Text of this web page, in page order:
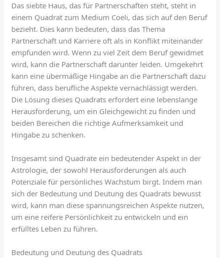
Das siebte Haus, das für Partnerschaften steht, steht in
einem Quadrat zum Medium Coeli, das sich auf den Beruf
bezieht. Dies kann bedeuten, dass das Thema
Partnerschaft und Karriere oft als in Konflikt miteinander
empfunden wird. Wenn zu viel Zeit dem Beruf gewidmet
wird, kann die Partnerschaft darunter leiden. Umgekehrt
kann eine übermäßige Hingabe an die Partnerschaft dazu
führen, dass berufliche Aspekte vernachlässigt werden.
Die Lösung dieses Quadrats erfordert eine lebenslange
Herausforderung, um ein Gleichgewicht zu finden und
beiden Bereichen die richtige Aufmerksamkeit und
Hingabe zu schenken.
Insgesamt sind Quadrate ein bedeutender Aspekt in der
Astrologie, der sowohl Herausforderungen als auch
Potenziale für persönliches Wachstum birgt. Indem man
sich der Bedeutung und Deutung des Quadrats bewusst
wird, kann man diese spannungsreichen Aspekte nutzen,
um eine reifere Persönlichkeit zu entwickeln und ein
erfülltes Leben zu führen.
Bedeutung und Deutung des Quadrats